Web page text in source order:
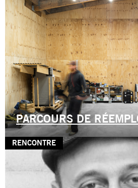
PARCOURS DE
RENCONTRE